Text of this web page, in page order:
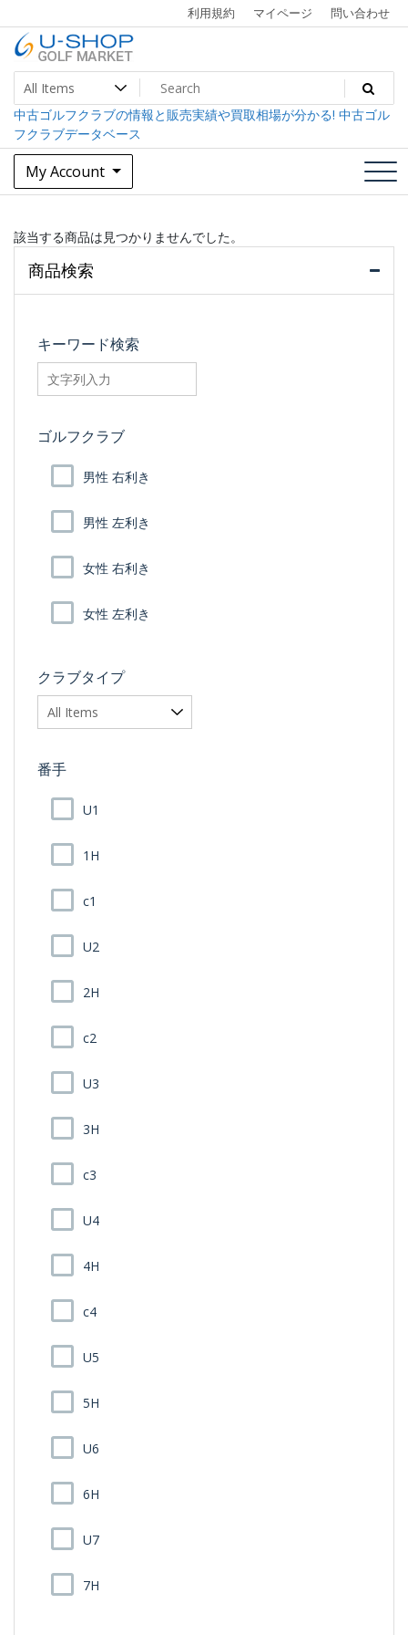
to
content
利用規約 マイページ 問い合わせ
U-SHOP Golf Market dev
中古ゴルフクラブ最大級！U-SHOPゴルフマーケット
中古ゴルフクラブの情報と販売実績や買取相場が分かる! 中古ゴル
フクラブデータベース
My Account
該当する商品は見つかりませんでした。
商品検索
キーワード検索
searchfilter_pro
ゴルフクラブ
男性 右利き
男性 左利き
女性 右利き
女性 左利き
クラブタイプ
番手
U1
1H
c1
U2
2H
c2
U3
3H
c3
U4
4H
c4
U5
5H
U6
6H
U7
7H